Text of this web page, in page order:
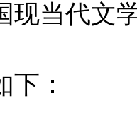
现当代文
：